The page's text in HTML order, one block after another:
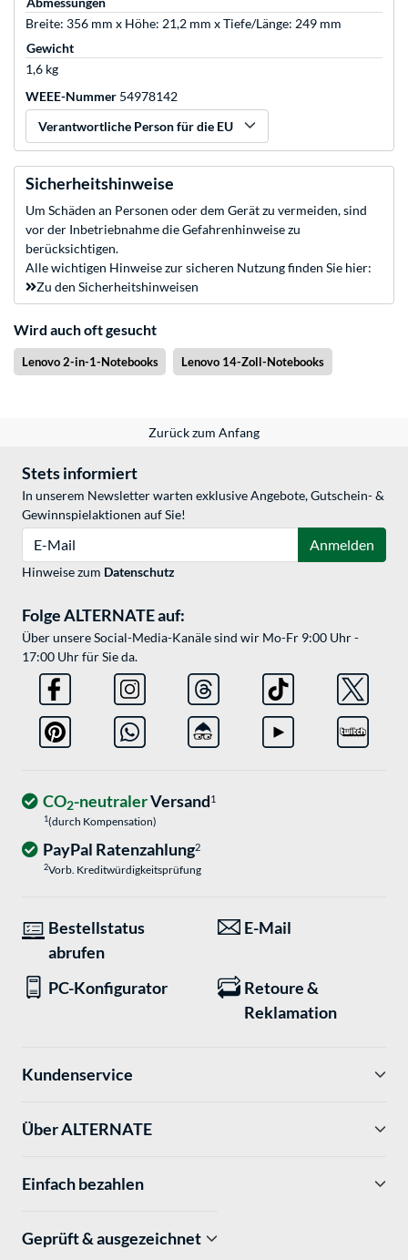
Breite: 356 mm x Höhe: 21,2 mm x Tiefe/Länge: 249 mm
Gewicht
1,6 kg
WEEE-Nummer 54978142
Verantwortliche Person für die EU
Sicherheitshinweise
Um Schäden an Personen oder dem Gerät zu vermeiden, sind
vor der Inbetriebnahme die Gefahrenhinweise zu
berücksichtigen.
Alle wichtigen Hinweise zur sicheren Nutzung finden Sie hier:
Zu den Sicherheitshinweisen
Wird auch oft gesucht
Lenovo 2-in-1-Notebooks Lenovo 14-Zoll-Notebooks
Zurück zum Anfang
Stets informiert
In unserem Newsletter warten exklusive Angebote, Gutschein- &
Gewinnspielaktionen auf Sie!
Anmelden
Hinweise zum Datenschutz
Folge ALTERNATE auf:
Über unsere Social-Media-Kanäle sind wir Mo-Fr 9:00 Uhr -
17:00 Uhr für Sie da.
CO2-neutralerVersand1
1(durch Kompensation)
PayPal Ratenzahlung2
2Vorb. Kreditwürdigkeitsprüfung
Bestellstatus
abrufen
E-Mail
PC-Konfigurator
Retoure &
Reklamation
Kundenservice
Über ALTERNATE
Einfach bezahlen
Geprüft & ausgezeichnet